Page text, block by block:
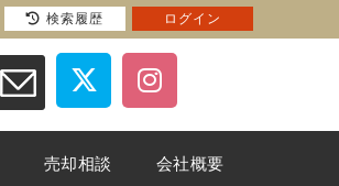
売却相談 会社概要
検索履歴 ログイン